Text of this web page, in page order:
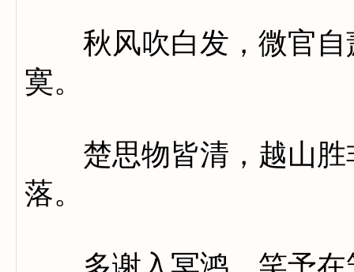
秋风吹白发，微官自
寞。
楚思物皆清，越山胜
落。